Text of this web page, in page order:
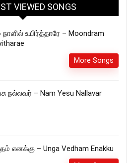
VIEWED SONGS
உயிர்த்தாரே – Moondram
More Songs
நல்லவர் – Nam Yesu Nallavar
எனக்கு – Unga Vedham Enakku